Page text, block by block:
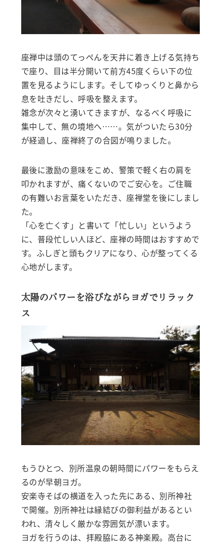
座禅中は頭のてっぺんを天井に着き上げる気持ち
で座り、目は半分開いて前方45度くらい下の位
置を見るようにします。そしてゆっくりと鼻から
息を吐きだし、呼吸を整えます。
雑念が次々と湧いてきますが、なるべく呼吸に
集中して、無の境地へ……。気がついたら30分
が経過し、座禅終了の合図が鳴りました。
最後に激励の意味をこめ、警策で軽く右の肩を
叩かれますが、痛くないのでご安心を。ご住職
の有難いお言葉をいただき、座禅堂を後にしまし
た。
「心を亡くす」と書いて「忙しい」というよう
に、普段忙しい人ほど、座禅の時間はおすすめで
す。ふしぎと頭もクリアになり、心が整ってくる
心地がします。
太陽のパワーを浴びながらヨガでリラック
ス
もうひとつ、別所温泉の朝時間にパワーをもらえ
るのが早朝ヨガ。
安楽寺そばの横道を入った先にある、別所神社
で開催。別所神社は縁結びの御利益があるとい
われ、清々しく厳かな雰囲気が漂います。
ヨガを行うのは、拝殿脇にある神楽殿。高台に